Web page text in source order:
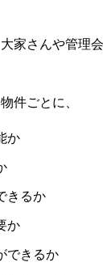
家さんや管理
件ごとに、
か
きるか
か
できるか